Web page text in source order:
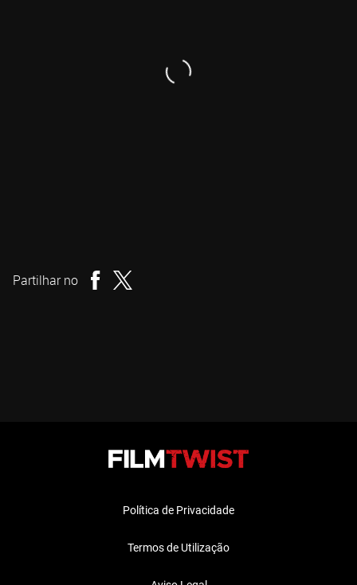
Partilhar no
Política de Privacidade
Termos de Utilização